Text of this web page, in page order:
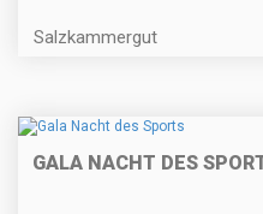
Salzkammergut
GALA NACHT DES